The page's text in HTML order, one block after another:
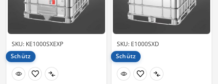
SKU: KE1000SXEXP
Schütz
SKU: E1000SXD
Schütz